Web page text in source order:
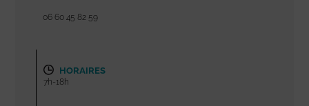
06 60 45 82 59
HORAIRES
7h-18h